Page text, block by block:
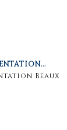
Beaux